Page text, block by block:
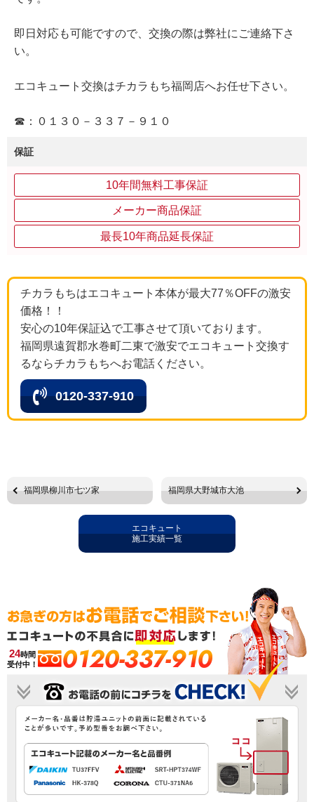
即日対応も可能ですので、交換の際は弊社にご連絡下さ
い。
エコキュート交換はチカラもち福岡店へお任せ下さい。
☎：０１３０－３３７－９１０
保証
10年間無料工事保証
メーカー商品保証
最長10年商品延長保証
チカラもちはエコキュート本体が最大77％OFFの激安
価格！！
安心の10年保証込で工事させて頂いております。
福岡県遠賀郡水巻町二東で激安でエコキュート交換す
るならチカラもちへお電話ください。
0120-337-910
福岡県柳川市七ツ家 福岡県大野城市大池
エコキュート
施工実績一覧
24時間
受付中！
0120-337-910